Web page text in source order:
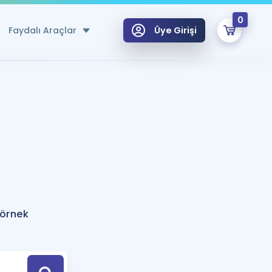
Faydalı Araçlar
Hesaplama Aracı
için Öneriler
Tek Takvimde
Üye Girişi
0